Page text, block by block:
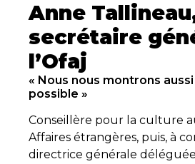
Anne
secrétaire
l’Ofaj
« Nous nous montrons
possible »
Conseillère pour la culture
Affaires étrangères, puis, à
directrice générale